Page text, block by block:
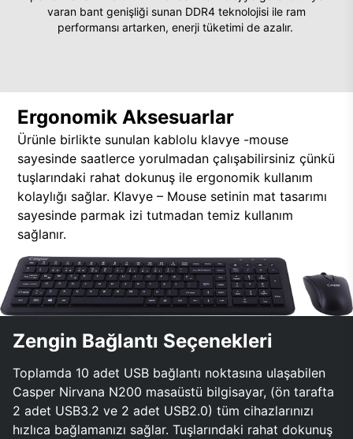
varan bant genişliği sunan DDR4 teknolojisi ile ram
performansı artarken, enerji tüketimi de azalır.
Ergonomik Aksesuarlar
Ürünle birlikte sunulan kablolu klavye -mouse
sayesinde saatlerce yorulmadan çalışabilirsiniz çünkü
tuşlarındaki rahat dokunuş ile ergonomik kullanım
kolaylığı sağlar. Klavye – Mouse setinin mat tasarımı
sayesinde parmak izi tutmadan temiz kullanım
sağlanır.
Zengin Bağlantı Seçenekleri
Toplamda 10 adet USB bağlantı noktasına ulaşabilen
Casper Nirvana N200 masaüstü bilgisayar, (ön tarafta
2 adet USB3.2 ve 2 adet USB2.0) tüm cihazlarınızı
hızlıca bağlamanızı sağlar. Tuşlarındaki rahat dokunuş